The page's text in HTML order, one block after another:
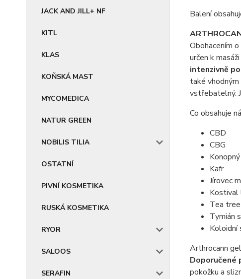
JACK AND JILL+ NF
KITL
KLAS
KOŇSKÁ MAST
MYCOMEDICA
NATUR GREEN
NOBILIS TILIA
OSTATNÍ
PIVNÍ KOSMETIKA
RUSKÁ KOSMETIKA
RYOR
SALOOS
SERAFIN
Balení
Obohacením
určen k
intenzivně
také
vstřebatelný.
Co obsahuje
CBD
CBG
Kafr
Jírovec
Kostival
Tea
Tymián
Koloidní
Arthrocann
Doporučené
pokožku a